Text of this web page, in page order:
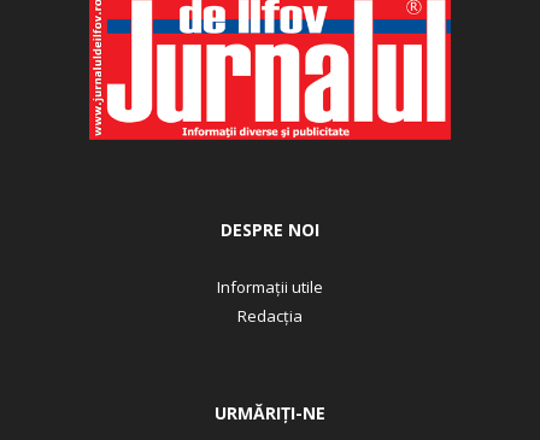
DESPRE NOI
Informații utile
Redacția
URMĂRIȚI-NE